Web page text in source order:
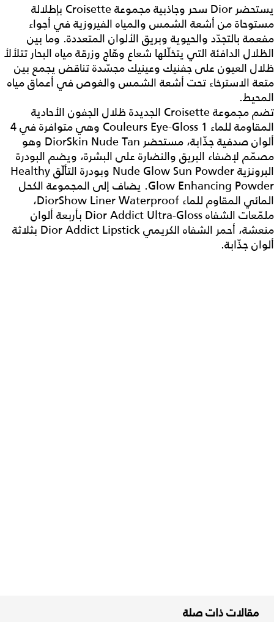
يستحضر Dior سحر وجاذبية مجموعة Croisette بإطلالة
مستوحاة من أشعة الشمس والمياه الفيروزية في أجواء
مفعمة بالتجدّد والحيوية وبريق الألوان المتعددة. وما بين
الظلال الدافئة التي يتخلّلها شعاع وهّاج وزرقة مياه البحار تتلألأ
ظلال العيون على جفنيك وعينيك مجسّدة تناقض يجمع بين
متعة الاسترخاء تحت أشعة الشمس والغوص في أعماق مياه
المحيط.
تضم مجموعة Croisette الجديدة ظلال الجفون الأحادية
المقاومة للماء 1 Couleurs Eye-Gloss وهي متوافرة في 4
ألوان صدفية جذّابة، مستحضر DiorSkin Nude Tan وهو
مصمّم لإضفاء البريق والنضارة على البشرة، ويضم البودرة
البرونزية Nude Glow Sun Powder وبودرة التألّق Healthy
Glow Enhancing Powder. يضاف إلى المجموعة الكحل
المائي المقاوم للماء DiorShow Liner Waterproof،
ملمّعات الشفاه Dior Addict Ultra-Gloss بأربعة ألوان
منعشة، أحمر الشفاه الكريمي Dior Addict Lipstick بثلاثة
ألوان جذّابة.
مقالات ذات صلة